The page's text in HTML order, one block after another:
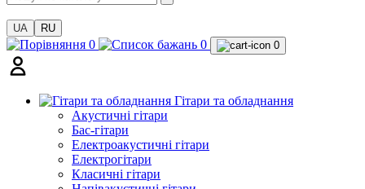
UA RU
0 0 0
Гітари та обладнання
Акустичні гітари
Бас-гітари
Електроакустичні гітари
Електрогітари
Класичні гітари